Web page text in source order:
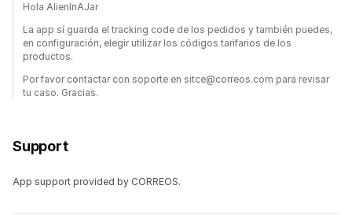
Hola AlienInAJar
La app sí guarda el tracking code de los pedidos y también puedes,
en configuración, elegir utilizar los códigos tarifarios de los
productos.
Por favor contactar con soporte en sitce@correos.com para revisar
tu caso. Gracias.
Support
App support provided by CORREOS.